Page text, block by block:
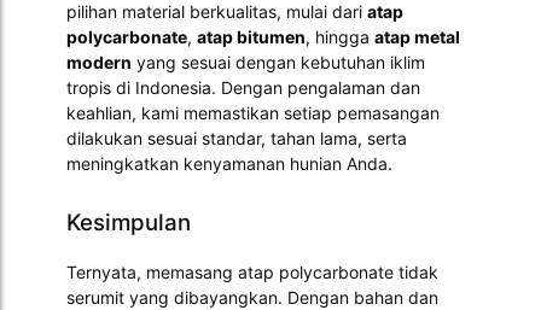
pilihan material berkualitas, mulai dari atap
polycarbonate, atap bitumen, hingga atap metal
modern yang sesuai dengan kebutuhan iklim
tropis di Indonesia. Dengan pengalaman dan
keahlian, kami memastikan setiap pemasangan
dilakukan sesuai standar, tahan lama, serta
meningkatkan kenyamanan hunian Anda.
Kesimpulan
Ternyata, memasang atap polycarbonate tidak
serumit yang dibayangkan. Dengan bahan dan